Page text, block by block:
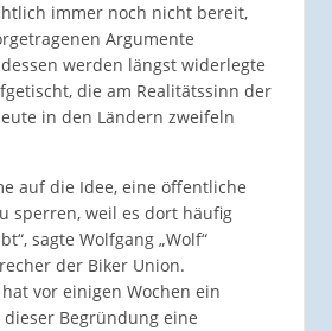
immer noch nicht bereit,
Argumente
werden längst widerlegte
die am Realitätssinn der
in den Ländern zweifeln
auf die Idee, eine öffentliche
sperren, weil es dort häufig
sagte Wolfgang „Wolf“
der Biker Union.
vor einigen Wochen ein
Begründung eine